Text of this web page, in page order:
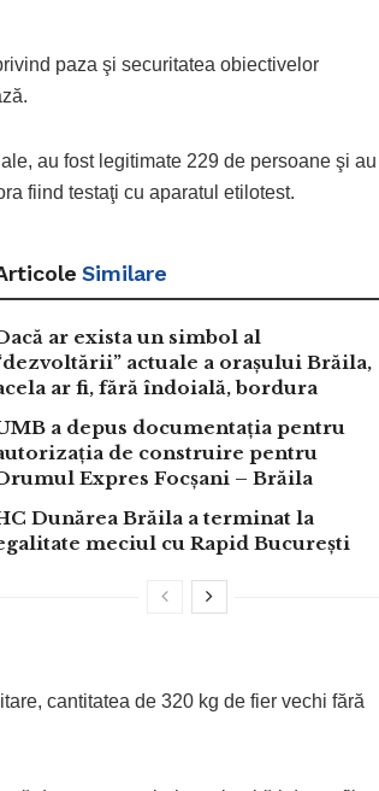
paza şi securitatea obiectivelor
au fost legitimate 229 de persoane şi au
fiind testaţi cu aparatul etilotest.
Similare
ar exista un simbol al
actuale a orașului Brăila,
ar fi, fără îndoială, bordura
a depus documentația pentru
de construire pentru
Expres Focșani – Brăila
Dunărea Brăila a terminat la
meciul cu Rapid București
cantitatea de 320 kg de fier vechi fără